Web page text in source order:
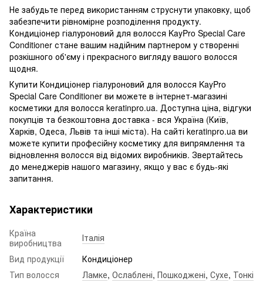
Не забудьте перед використанням струснути упаковку, щоб
забезпечити рівномірне розподілення продукту.
Кондиціонер гіалуроновий для волосся KayPro Special Care
Conditioner стане вашим надійним партнером у створенні
розкішного об'єму і прекрасного вигляду вашого волосся
щодня.
Купити Кондиціонер гіалуроновий для волосся KayPro
Special Care Conditioner ви можете в інтернет-магазині
косметики для волосся keratinpro.ua. Доступна ціна, відгуки
покупців та безкоштовна доставка - вся Україна (Київ,
Харків, Одеса, Львів та інші міста). На сайті keratinpro.ua ви
можете купити професійну косметику для випрямлення та
відновлення волосся від відомих виробників. Звертайтесь
до менеджерів нашого магазину, якщо у вас є будь-які
запитання.
Характеристики
Країна
виробництва
Італія
Вид продукції
Кондиціонер
Тип волосся
Ламке, Ослаблені, Пошкоджені, Сухе, Тонкі